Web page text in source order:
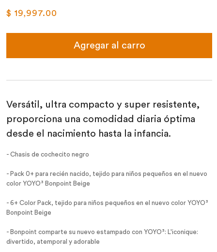
$ 19,997.00
Agregar al carro
Versátil, ultra compacto y super resistente,
proporciona una comodidad diaria óptima
desde el nacimiento hasta la infancia.
- Chasis de cochecito negro
- Pack 0+ para recién nacido, tejido para niños pequeños en el nuevo
color YOYO³ Bonpoint Beige
- 6+ Color Pack, tejido para niños pequeños en el nuevo color YOYO³
Bonpoint Beige
- Bonpoint comparte su nuevo estampado con YOYO³: L'iconique:
divertido, atemporal y adorable